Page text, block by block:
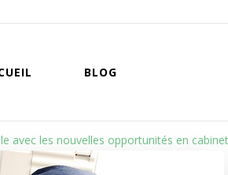
BLOG
avec les nouvelles opportunités en cabinet